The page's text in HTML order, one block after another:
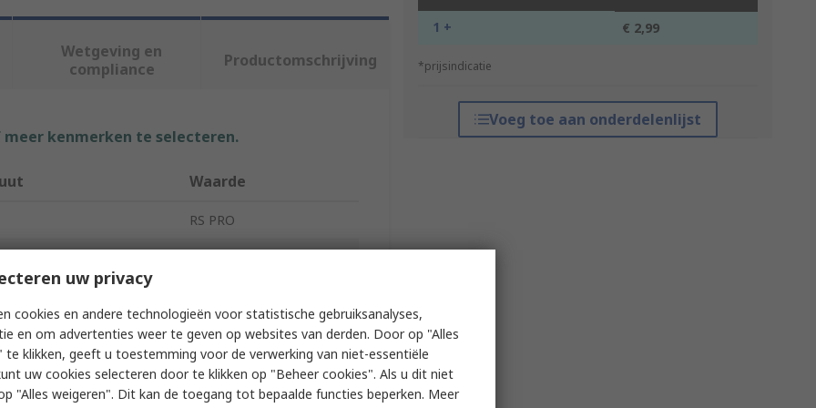
1 + € 2,99
*prijsindicatie
Voeg toe aan onderdelenlijst
Wetgeving en
compliance
Productomschrijving
kenmerken te selecteren.
Waarde
RS PRO
Mask
Vinyl
uw privacy
cookies en andere technologieën voor statistische gebruiksanalyses,
en om advertenties weer te geven op websites van derden. Door op "Alles
te klikken, geeft u toestemming voor de verwerking van niet-essentiële
uw cookies selecteren door te klikken op "Beheer cookies". Als u dit niet
"Alles weigeren". Dit kan de toegang tot bepaalde functies beperken. Meer